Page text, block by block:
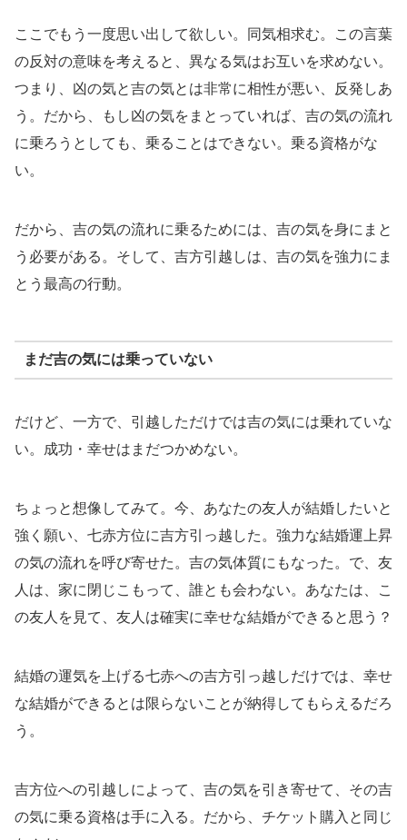
ここでもう一度思い出して欲しい。同気相求む。この言葉
の反対の意味を考えると、異なる気はお互いを求めない。
つまり、凶の気と吉の気とは非常に相性が悪い、反発しあ
う。だから、もし凶の気をまとっていれば、吉の気の流れ
に乗ろうとしても、乗ることはできない。乗る資格がな
い。
だから、吉の気の流れに乗るためには、吉の気を身にまと
う必要がある。そして、吉方引越しは、吉の気を強力にま
とう最高の行動。
まだ吉の気には乗っていない
だけど、一方で、引越しただけでは吉の気には乗れていな
い。成功・幸せはまだつかめない。
ちょっと想像してみて。今、あなたの友人が結婚したいと
強く願い、七赤方位に吉方引っ越した。強力な結婚運上昇
の気の流れを呼び寄せた。吉の気体質にもなった。で、友
人は、家に閉じこもって、誰とも会わない。あなたは、こ
の友人を見て、友人は確実に幸せな結婚ができると思う？
結婚の運気を上げる七赤への吉方引っ越しだけでは、幸せ
な結婚ができるとは限らないことが納得してもらえるだろ
う。
吉方位への引越しによって、吉の気を引き寄せて、その吉
の気に乗る資格は手に入る。だから、チケット購入と同じ